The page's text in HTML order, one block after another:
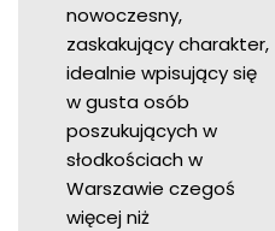
nowoczesny,
zaskakujący charakter,
idealnie wpisujący się
w gusta osób
poszukujących w
słodkościach w
Warszawie czegoś
więcej niż